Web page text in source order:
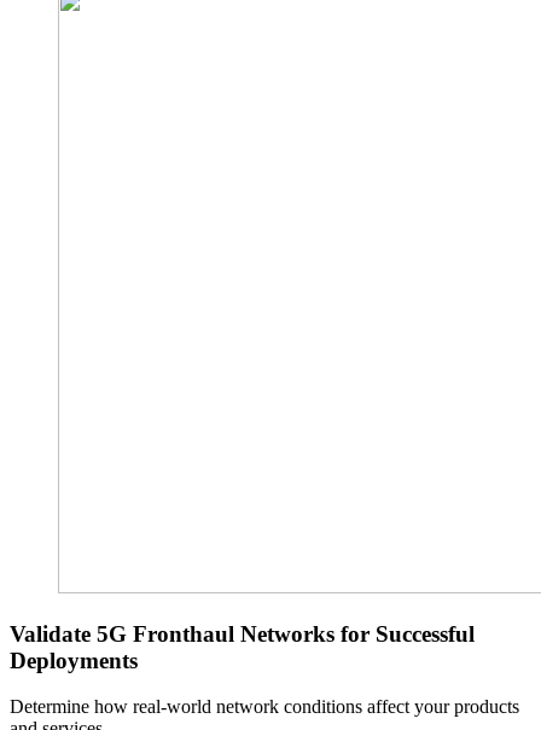
Validate 5G Fronthaul Networks for Successful
Deployments
Determine how real-world network conditions affect your products